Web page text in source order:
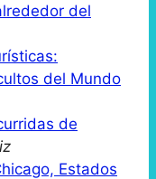
del
del Mundo
de
Estados